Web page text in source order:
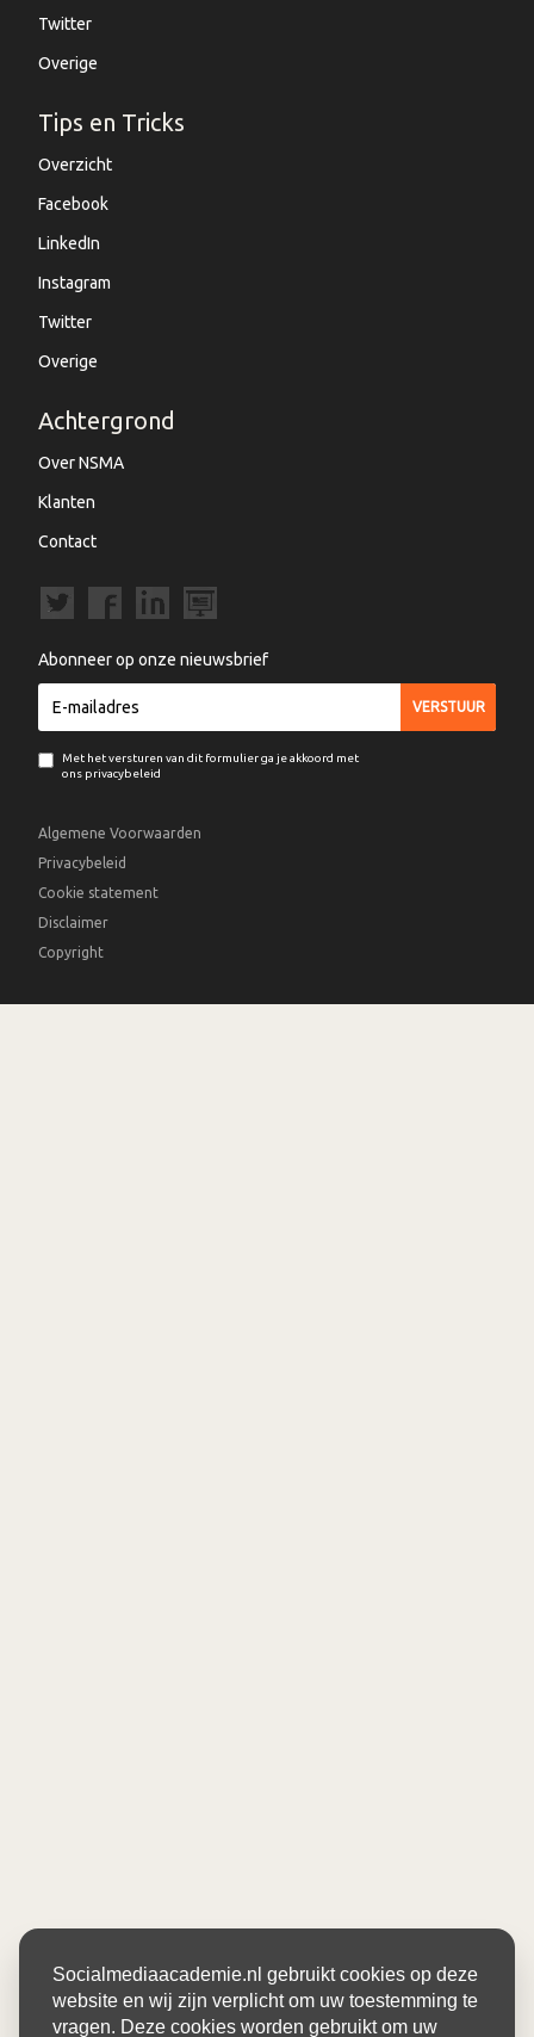
Twitter
Overige
Tips en Tricks
Overzicht
Facebook
LinkedIn
Instagram
Twitter
Overige
Achtergrond
Over NSMA
Klanten
Contact
Abonneer op onze nieuwsbrief
Met het versturen van dit formulier ga je akkoord met
ons privacybeleid
Algemene Voorwaarden
Privacybeleid
Cookie statement
Disclaimer
Copyright
Socialmediaacademie.nl gebruikt cookies op deze
website en wij zijn verplicht om uw toestemming te
vragen. Deze cookies worden gebruikt om uw